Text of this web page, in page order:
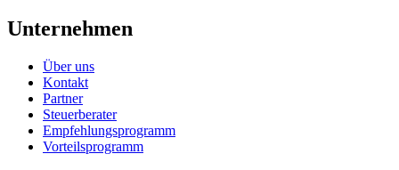
Unternehmen
Über uns
Kontakt
Partner
Steuerberater
Empfehlungsprogramm
Vorteilsprogramm